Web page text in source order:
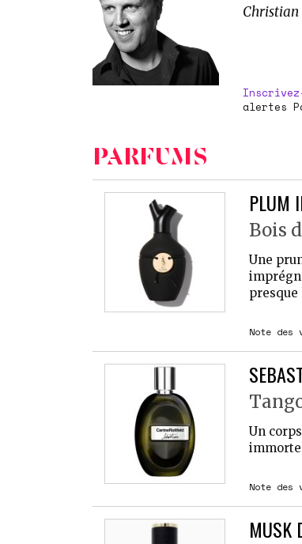
alertes
PARFUMS
PLUM
Bois
Une
presque
Note
Un
Note
MUSK